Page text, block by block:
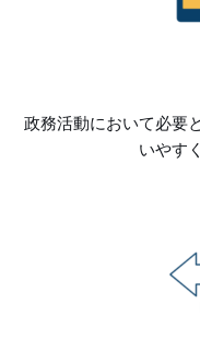
政務活動において必要
いやす